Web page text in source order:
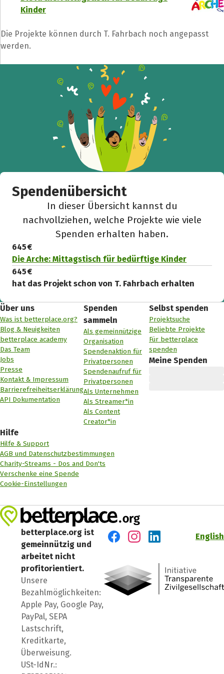
Kinder
Die Projekte können durch T. Fahrbach noch angepasst
werden.
Spendenübersicht
In dieser Übersicht kannst du
nachvollziehen, welche Projekte wie viele
Spenden erhalten haben.
645 €
Die Arche: Mittagstisch für bedürftige Kinder
645 €
hat das Projekt schon von T. Fahrbach erhalten
Über uns
Was ist betterplace.org?
Blog & Neuigkeiten
betterplace academy
Das Team
Jobs
Presse
Kontakt & Impressum
Barrierefreiheitserklärung
API Dokumentation
Spenden
sammeln
Als gemeinnützige
Organisation
Spendenaktion für
Privatpersonen
Spendenaufruf für
Privatpersonen
Als Unternehmen
Als Streamer*in
Als Content
Creator*in
Selbst spenden
Projektsuche
Beliebte Projekte
Für betterplace
spenden
Meine Spenden
Hilfe
Hilfe & Support
AGB und Datenschutzbestimmungen
Charity-Streams - Dos and Don'ts
Verschenke eine Spende
Cookie-Einstellungen
betterplace.org ist
gemeinnützig und
arbeitet nicht
profitorientiert.
Unsere
Bezahlmöglichkeiten:
Apple Pay, Google Pay,
PayPal, SEPA
Lastschrift,
Kreditkarte,
Überweisung.
USt-IdNr.:
English